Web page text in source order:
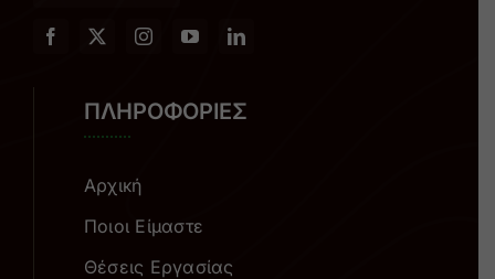
ΠΛΗΡΟΦΟΡΙΕΣ
Αρχική
Ποιοι Είμαστε
Θέσεις Εργασίας